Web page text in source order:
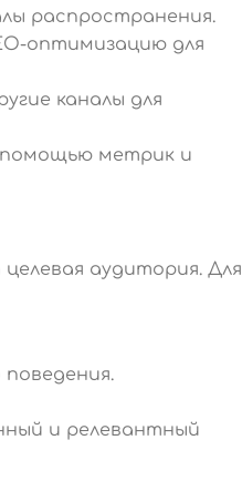
распространения.
оптимизацию для
каналы для
метрик и
аудитория. Для
и релевантный